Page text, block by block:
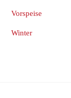
Vorspeise
Winter